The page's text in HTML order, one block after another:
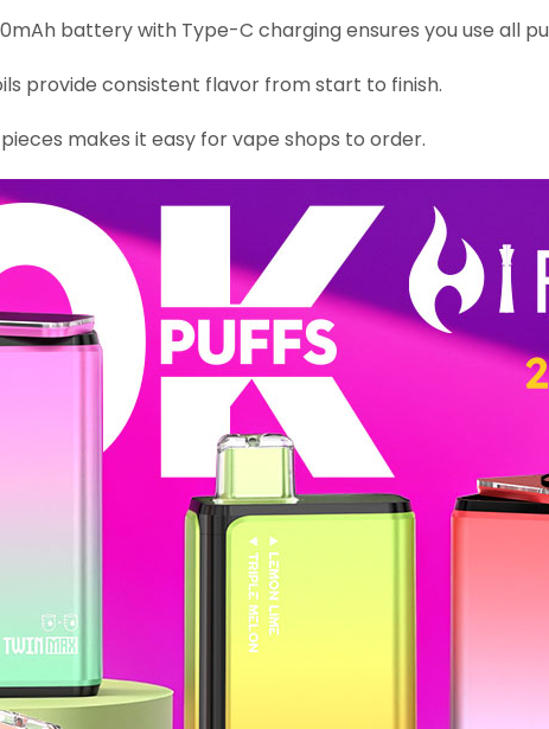
battery with Type-C charging ensures you use all
provide consistent flavor from start to finish.
makes it easy for vape shops to order.